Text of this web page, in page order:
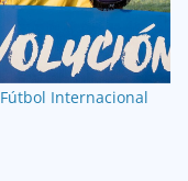
Fútbol Internacional